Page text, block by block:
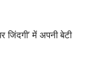
जिंदगी’ में अपनी बेटी